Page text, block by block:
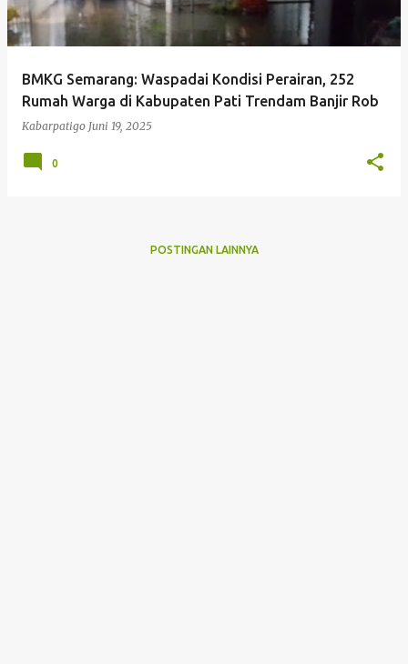
n
BMKG Semarang: Waspadai Kondisi Perairan, 252
Rumah Warga di Kabupaten Pati Trendam Banjir Rob
Kabarpatigo Juni 19, 2025
0
POSTINGAN LAINNYA